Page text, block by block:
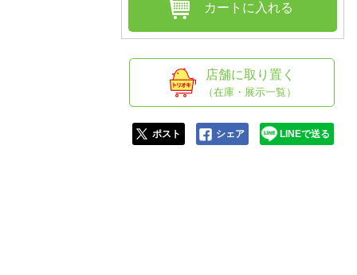
カートに入れる
店舗に取り置く
（在庫・展示一覧）
ポスト シェア LINEで送る